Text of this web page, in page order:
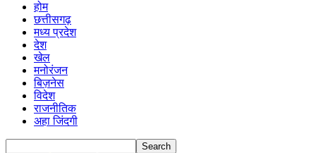
होम
छत्तीसगढ़
मध्य प्रदेश
देश
खेल
मनोरंजन
बिज़नेस
विदेश
राजनीतिक
अहा जिंदगी